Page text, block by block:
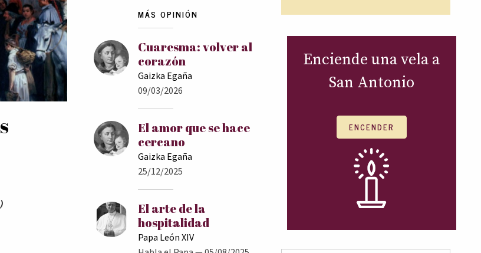
MÁS OPINIÓN
Cuaresma: volver al
corazón
Gaizka Egaña
09/03/2026
El amor que se hace
cercano
Gaizka Egaña
25/12/2025
El arte de la
hospitalidad
Papa León XIV
Enciende una vela a
San Antonio
ENCENDER